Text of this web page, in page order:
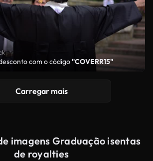
com o código"COVERR15"
Carregar mais
imagens Graduação isentas
de royalties